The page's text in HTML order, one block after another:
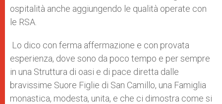
ospitalità anche aggiungendo le qualità operate con
le RSA.
Lo dico con ferma affermazione e con provata
esperienza, dove sono da poco tempo e per sempre
in una Struttura di oasi e di pace diretta dalle
bravissime Suore Figlie di San Camillo, una Famiglia
monastica, modesta, unita, e che ci dimostra come si